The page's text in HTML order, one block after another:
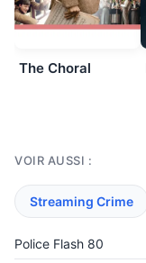
The Choral
VOIR AUSSI :
Streaming Crime
Police Flash 80